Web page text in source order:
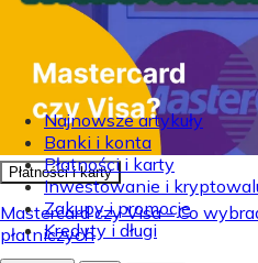
Najnowsze artykuły
Banki i konta
Płatności i karty
Inwestowanie i
Zakupy i promocje
Kredyty i długi
Płatności i karty
Mastercard czy Visa - Co
płatniczych